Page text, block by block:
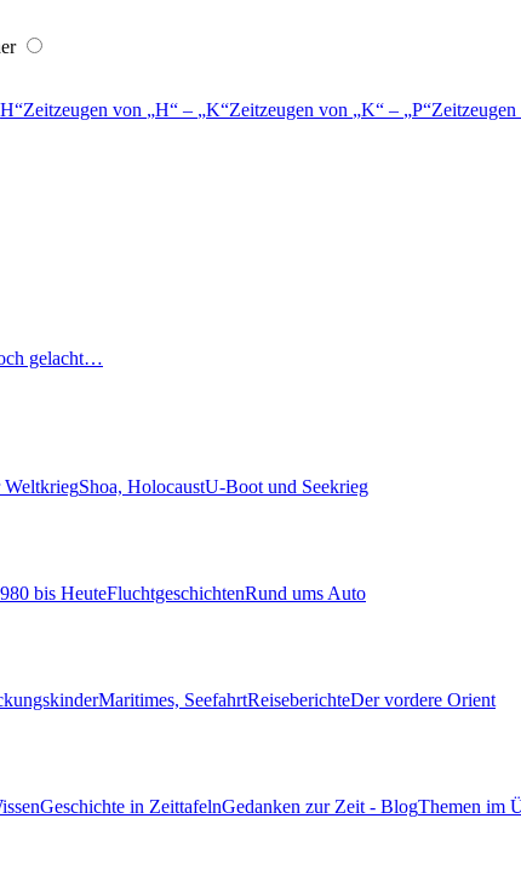
H Zeitzeugen von H – K Zeitzeugen von K – P
gelacht…
Shoa, HolocaustU-Boot und Seekrieg
bis HeuteFluchtgeschichtenRund ums Auto
Maritimes, SeefahrtReiseberichteDer vordere Orient
Geschichte in ZeittafelnGedanken zur Zeit - BlogThemen im